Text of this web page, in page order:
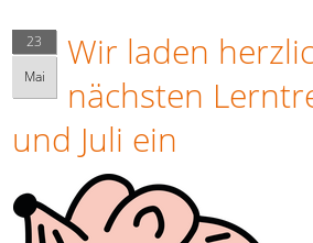
23
Mai
Wir laden
nächsten
und Juli ein